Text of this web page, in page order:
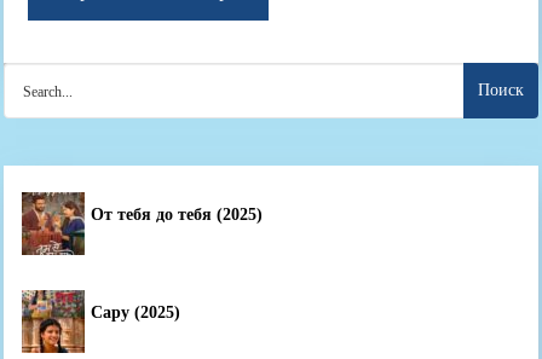
for:
От тебя до тебя (2025)
Сару (2025)